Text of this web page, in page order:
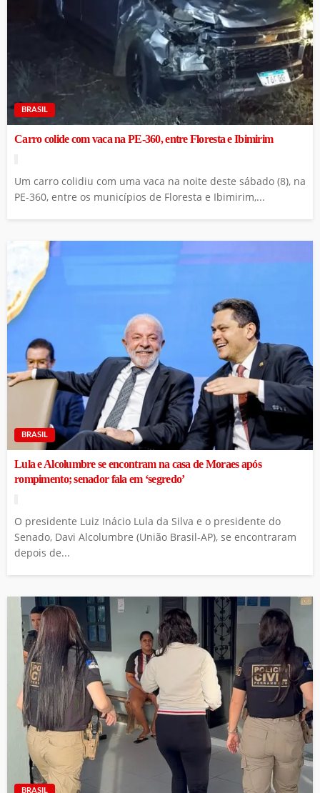
BRASIL
Carro colide com vaca na PE-360, entre Floresta e Ibimirim
Um carro colidiu com uma vaca na noite deste sábado (8), na
PE-360, entre os municípios de Floresta e Ibimirim,...
BRASIL
Lula e Alcolumbre se encontram na casa de Moraes após
rompimento; senador fala em ‘segredo’
O presidente Luiz Inácio Lula da Silva e o presidente do
Senado, Davi Alcolumbre (União Brasil-AP), se encontraram
depois de...
BRASIL